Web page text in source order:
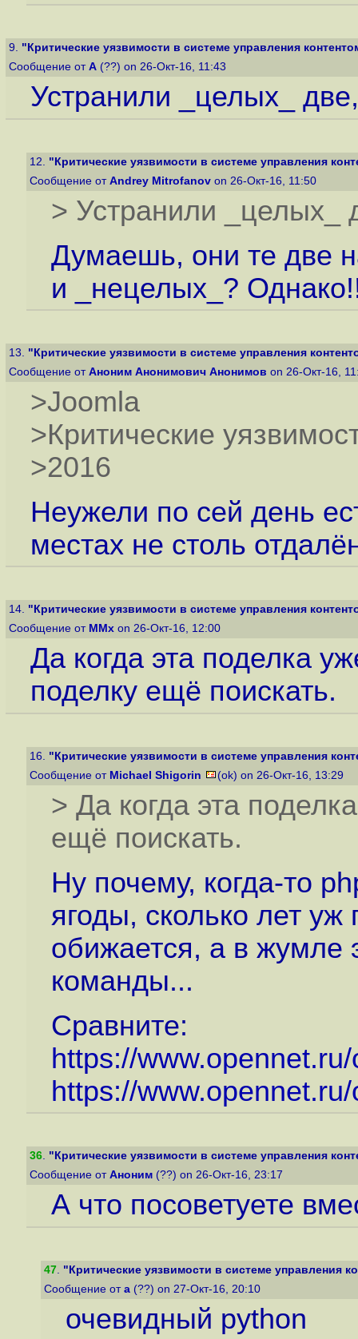
9. "Критические уязвимости в системе управления
Сообщение от А (??) on 26-Окт-16, 11:43
Устранили _целых_
12. "Критические уязвимости в системе управления
Сообщение от Andrey Mitrofanov on 26-Окт-16, 11:50
> Устранили _целых_
Думаешь, они те две
и _нецелых_?
13. "Критические уязвимости в системе управления
Сообщение от Аноним Анонимович Анонимов on 26-Окт-16,
>Joomla
>Критические
>2016
Неужели по сей день
местах не столь
14. "Критические уязвимости в системе управления
Сообщение от MMx on 26-Окт-16, 12:00
Да когда эта поделка
поделку ещё поискать.
16. "Критические уязвимости в системе управления
Сообщение от Michael Shigorin (ok) on 26-Окт-16, 13:29
> Да когда эта
ещё поискать.
Ну почему, когда-то
ягоды, сколько лет
обижается, а в жумле
команды...
Сравните:
https://
https://
36. "Критические уязвимости в системе управления
Сообщение от Аноним (??) on 26-Окт-16, 23:17
А что посоветуете
47. "Критические уязвимости в системе управления
Сообщение от a (??) on 27-Окт-16, 20:10
очевидный python